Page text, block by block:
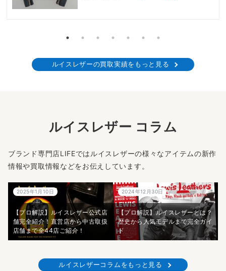
ルイスレザーの買取実績をもっと見る
ルイスレザー コラム
ブランド専門店LIFEではルイスレザーの様々なアイテムの新作
情報や買取情報などをお伝えしています。
【プロ解説】ルイスレザー公式店
舗完全紹介！直営店から中古取扱
店舗まで全44店ご紹介！
2025年1月10日
【プロ解説】ルイスレザーとは？
歴史から人気モデルまで完全ガイ
ド
2024年12月30日
ルイスレザーコラムをもっと見る